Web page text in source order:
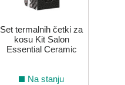
Set termalnih četki za
kosu Kit Salon
Essential Ceramic
Na stanju